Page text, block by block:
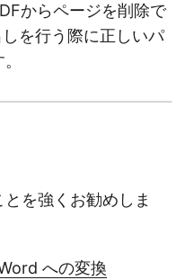
からページを削除で
を行う際に正しいパ
を強くお勧めしま
への変換